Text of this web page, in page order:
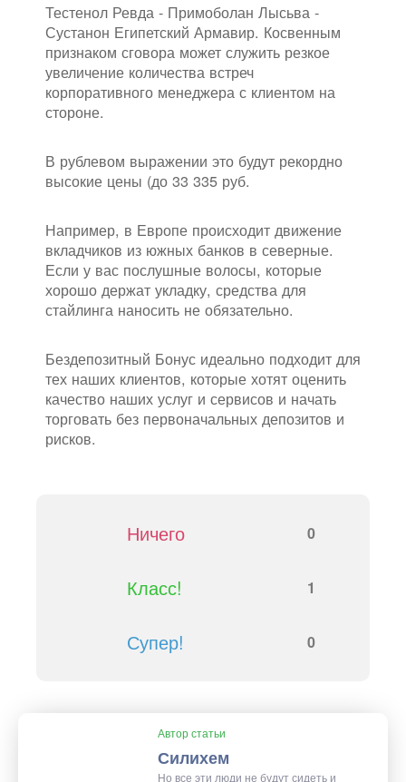
Тестенол Ревда - Примоболан Лысьва -
Сустанон Египетский Армавир. Косвенным
признаком сговора может служить резкое
увеличение количества встреч
корпоративного менеджера с клиентом на
стороне.
В рублевом выражении это будут рекордно
высокие цены (до 33 335 руб.
Например, в Европе происходит движение
вкладчиков из южных банков в северные.
Если у вас послушные волосы, которые
хорошо держат укладку, средства для
стайлинга наносить не обязательно.
Бездепозитный Бонус идеально подходит для
тех наших клиентов, которые хотят оценить
качество наших услуг и сервисов и начать
торговать без первоначальных депозитов и
рисков.
Ничего 0
Класс! 1
Супер! 0
Автор статьи
Силихем
Но все эти люди не будут сидеть и